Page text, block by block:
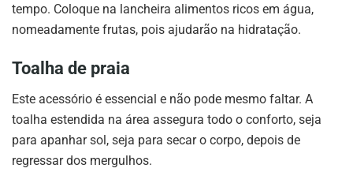
tempo. Coloque na lancheira alimentos ricos em água,
nomeadamente frutas, pois ajudarão na hidratação.
Toalha de praia
Este acessório é essencial e não pode mesmo faltar. A
toalha estendida na área assegura todo o conforto, seja
para apanhar sol, seja para secar o corpo, depois de
regressar dos mergulhos.